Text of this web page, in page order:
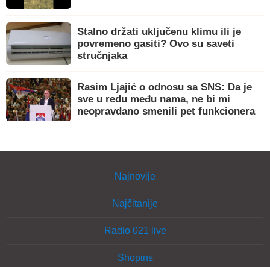
Stalno držati uključenu klimu ili je
povremeno gasiti? Ovo su saveti
stručnjaka
Rasim Ljajić o odnosu sa SNS: Da je
sve u redu među nama, ne bi mi
neopravdano smenili pet funkcionera
Najnovije
Najčitanije
Radio 021 live
Shopins